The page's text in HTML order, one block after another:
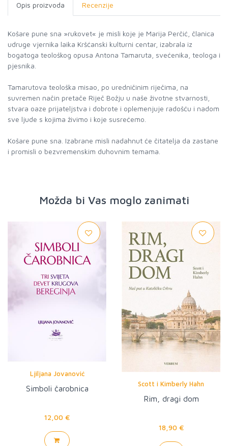
Opis proizvoda Recenzije
Košare pune sna »rukovet« je misli koje je Marija Perčić, članica
udruge vjernika laika Kršćanski kulturni centar, izabrala iz
bogatoga teološkog opusa Antona Tamaruta, svećenika, teologa i
pjesnika.
Tamarutova teološka misao, po uredničinim riječima, na
suvremen način pretače Riječ Božju u naše životne stvarnosti,
stvara oaze prijateljstva i dobrote i oplemenjuje radošću i nadom
sve ljude s kojima živimo i koje susrećemo.
Košare pune sna. Izabrane misli nadahnut će čitatelja da zastane
i promisli o bezvremenskim duhovnim temama.
Možda bi Vas moglo zanimati
Ljiljana Jovanović
Simboli čarobnica
12,00 €
Scott i Kimberly Hahn
Rim, dragi dom
18,90 €